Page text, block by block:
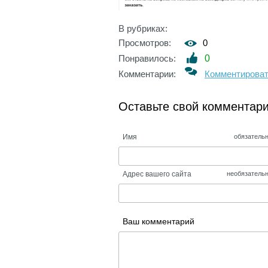
В рубриках:
Просмотров:
0
Понравилось:
0
Комментарии:
Оставьте свой
Имя
Адрес вашего сайта
Ваш комментарий